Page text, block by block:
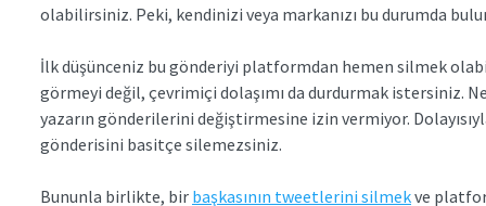
olabilirsiniz. Peki, kendinizi veya markanızı bu durumda
İlk düşünceniz bu gönderiyi platformdan hemen silmek
görmeyi değil, çevrimiçi dolaşımı da durdurmak istersiniz.
yazarın gönderilerini değiştirmesine izin vermiyor.
gönderisini basitçe silemezsiniz.
Bununla birlikte, bir başkasının tweetlerini silmekve